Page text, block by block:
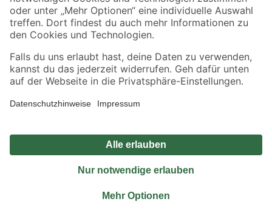
Alle Preisangaben in EUR inkl. gesetzl. MwSt.. Die dargestellten Angebote sind unter
Umständen nicht in allen Märkten verfügbar. Die angegebenen Verfügbarkeiten beziehen
Produkte nur solange der Vorrat reicht.
*Paketversand ab 59 € versandkostenfrei, gilt nicht für Artikel mit Speditionsversand, hier
Privatsphäre Impressum
Nutzungsbedingungen
Widerrufsrecht
Vertrag widerrufen
© 2026 toom Baumarkt GmbH